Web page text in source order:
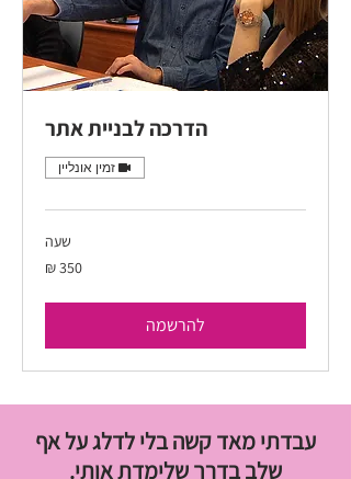
הדרכה לבניית אתר
זמין אונליין
שעה
להרשמה
עבדתי מאד קשה בלי לדלג על אף
שלב בדרך שלימדת אותי.